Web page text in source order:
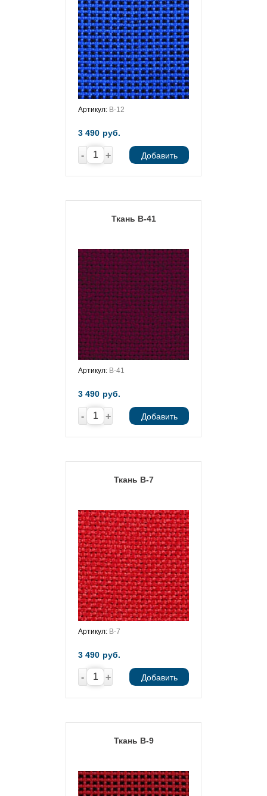
Артикул: В-12
3 490 руб.
- + Добавить
Ткань В-41
Артикул: В-41
3 490 руб.
- + Добавить
Ткань В-7
Артикул: В-7
3 490 руб.
- + Добавить
Ткань В-9